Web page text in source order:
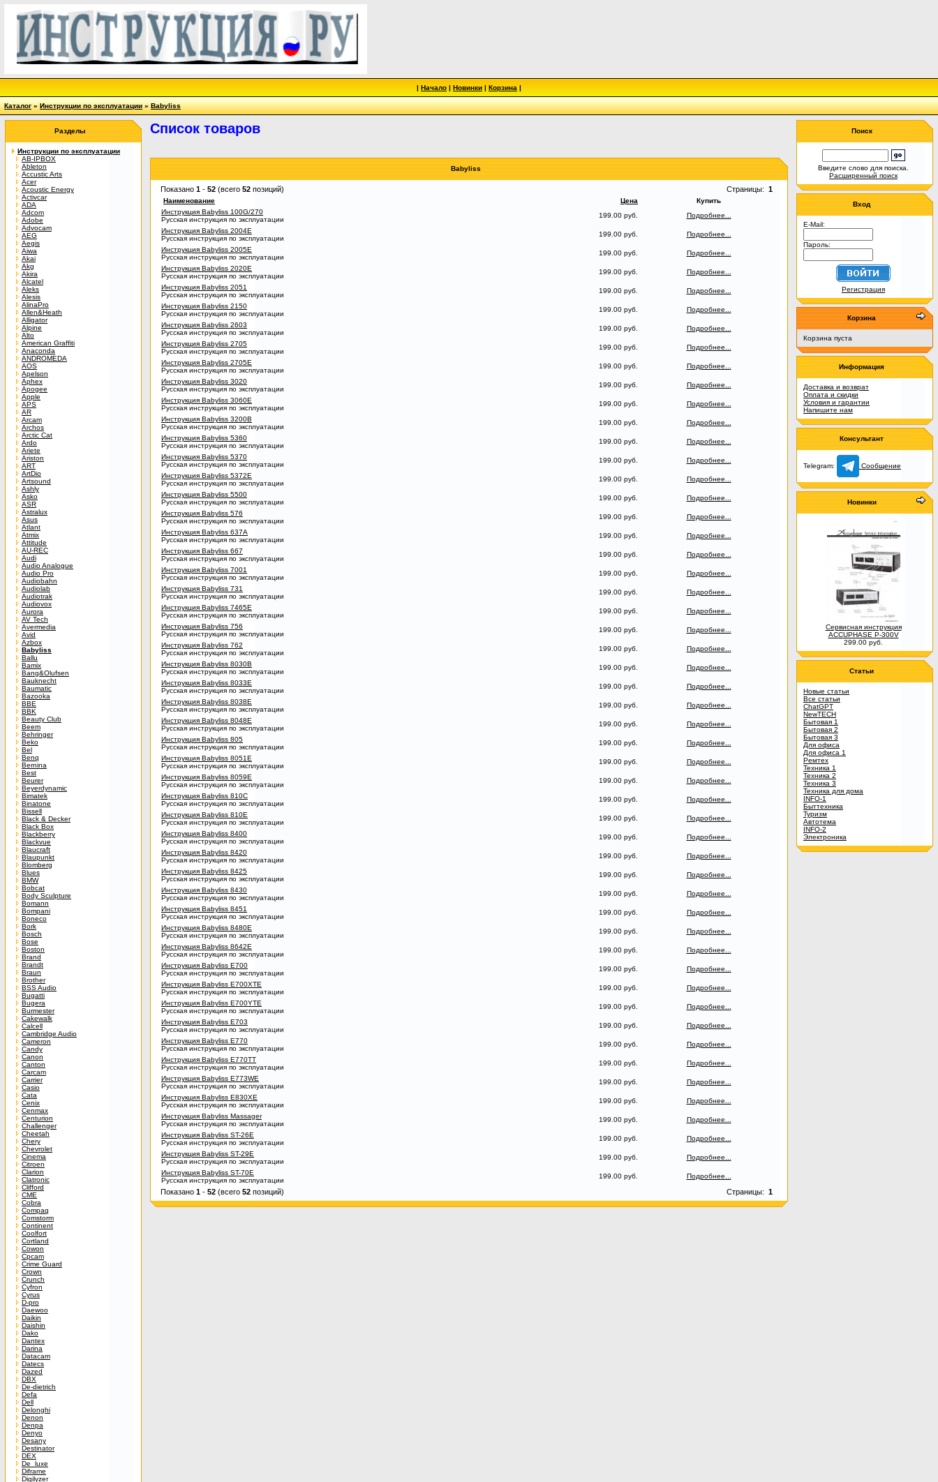
| Начало | Новинки | Корзина |
Каталог»Инструкции по эксплуатации»Babyliss
Разделы
Инструкции по эксплуатации
AB-IPBOX
Ableton
Accustic Arts
Acer
Acoustic Energy
Activcar
ADA
Adcom
Adobe
Advocam
AEG
Aegis
Aiwa
Akai
Akg
Akira
Alcatel
Aleks
Alesis
AlinaPro
Allen&Heath
Alligator
Alpine
Alto
American Graffiti
Anaconda
ANDROMEDA
AOS
Apelson
Aphex
Apogee
Apple
APS
AR
Arcam
Archos
Arctic Cat
Ardo
Ariete
Ariston
ART
ArtDio
Artsound
Ashly
Asko
ASR
Astralux
Asus
Atlant
Atmix
Attitude
AU-REC
Audi
Audio Analogue
Audio Pro
Audiobahn
Audiolab
Audiotrak
Audiovox
Aurora
AV Tech
Avermedia
Avid
Azbox
Babyliss
Ballu
Bamix
Bang&Olufsen
Bauknecht
Baumatic
Bazooka
BBE
BBK
Beauty Club
Beem
Behringer
Beko
Bel
Benq
Bernina
Best
Beurer
Beyerdynamic
Bimatek
Binatone
Bissell
Black & Decker
Black Box
Blackberry
Blackvue
Blaucraft
Blaupunkt
Blomberg
Blues
BMW
Bobcat
Body Sculpture
Bomann
Bompani
Boneco
Bork
Bosch
Bose
Boston
Brand
Brandt
Braun
Brother
BSS Audio
Bugatti
Bugera
Burmester
Cakewalk
Calcell
Cambridge Audio
Cameron
Candy
Canon
Canton
Carcam
Carrier
Casio
Cata
Cenix
Cenmax
Centurion
Challenger
Cheetah
Chery
Chevrolet
Cinema
Citroen
Clarion
Clatronic
Clifford
CME
Cobra
Compaq
Comstorm
Continent
Coolfort
Cortland
Cowon
Cpcam
Crime Guard
Crown
Crunch
Cyfron
Cyrus
D-pro
Daewoo
Daikin
Daishin
Dako
Dantex
Darina
Datacam
Datecs
Dazed
DBX
De-dietrich
Defa
Dell
Delonghi
Denon
Denpa
Denyo
Desany
Destinator
DEX
De_luxe
Diframe
Digilyzer
Список товаров
Babyliss
Показано 1 - 52 (всего 52 позиций) Страницы: 1
Наименование Цена
Купить
Инструкция Babyliss 100G/270
Русская инструкция по эксплуатации
199.00 руб.
Подробнее...
Инструкция Babyliss 2004E
Русская инструкция по эксплуатации
199.00 руб.
Подробнее...
Инструкция Babyliss 2005E
Русская инструкция по эксплуатации
199.00 руб.
Подробнее...
Инструкция Babyliss 2020E
Русская инструкция по эксплуатации
199.00 руб.
Подробнее...
Инструкция Babyliss 2051
Русская инструкция по эксплуатации
199.00 руб.
Подробнее...
Инструкция Babyliss 2150
Русская инструкция по эксплуатации
199.00 руб.
Подробнее...
Инструкция Babyliss 2603
Русская инструкция по эксплуатации
199.00 руб.
Подробнее...
Инструкция Babyliss 2705
Русская инструкция по эксплуатации
199.00 руб.
Подробнее...
Инструкция Babyliss 2705E
Русская инструкция по эксплуатации
199.00 руб.
Подробнее...
Инструкция Babyliss 3020
Русская инструкция по эксплуатации
199.00 руб.
Подробнее...
Инструкция Babyliss 3060E
Русская инструкция по эксплуатации
199.00 руб.
Подробнее...
Инструкция Babyliss 3200B
Русская инструкция по эксплуатации
199.00 руб.
Подробнее...
Инструкция Babyliss 5360
Русская инструкция по эксплуатации
199.00 руб.
Подробнее...
Инструкция Babyliss 5370
Русская инструкция по эксплуатации
199.00 руб.
Подробнее...
Инструкция Babyliss 5372E
Русская инструкция по эксплуатации
199.00 руб.
Подробнее...
Инструкция Babyliss 5500
Русская инструкция по эксплуатации
199.00 руб.
Подробнее...
Инструкция Babyliss 576
Русская инструкция по эксплуатации
199.00 руб.
Подробнее...
Инструкция Babyliss 637A
Русская инструкция по эксплуатации
199.00 руб.
Подробнее...
Инструкция Babyliss 667
Русская инструкция по эксплуатации
199.00 руб.
Подробнее...
Инструкция Babyliss 7001
Русская инструкция по эксплуатации
199.00 руб.
Подробнее...
Инструкция Babyliss 731
Русская инструкция по эксплуатации
199.00 руб.
Подробнее...
Инструкция Babyliss 7465E
Русская инструкция по эксплуатации
199.00 руб.
Подробнее...
Инструкция Babyliss 756
Русская инструкция по эксплуатации
199.00 руб.
Подробнее...
Инструкция Babyliss 762
Русская инструкция по эксплуатации
199.00 руб.
Подробнее...
Инструкция Babyliss 8030B
Русская инструкция по эксплуатации
199.00 руб.
Подробнее...
Инструкция Babyliss 8033E
Русская инструкция по эксплуатации
199.00 руб.
Подробнее...
Инструкция Babyliss 8038E
Русская инструкция по эксплуатации
199.00 руб.
Подробнее...
Инструкция Babyliss 8048E
Русская инструкция по эксплуатации
199.00 руб.
Подробнее...
Инструкция Babyliss 805
Русская инструкция по эксплуатации
199.00 руб.
Подробнее...
Инструкция Babyliss 8051E
Русская инструкция по эксплуатации
199.00 руб.
Подробнее...
Инструкция Babyliss 8059E
Русская инструкция по эксплуатации
199.00 руб.
Подробнее...
Инструкция Babyliss 810C
Русская инструкция по эксплуатации
199.00 руб.
Подробнее...
Инструкция Babyliss 810E
Русская инструкция по эксплуатации
199.00 руб.
Подробнее...
Инструкция Babyliss 8400
Русская инструкция по эксплуатации
199.00 руб.
Подробнее...
Инструкция Babyliss 8420
Русская инструкция по эксплуатации
199.00 руб.
Подробнее...
Инструкция Babyliss 8425
Русская инструкция по эксплуатации
199.00 руб.
Подробнее...
Инструкция Babyliss 8430
Русская инструкция по эксплуатации
199.00 руб.
Подробнее...
Инструкция Babyliss 8451
Русская инструкция по эксплуатации
199.00 руб.
Подробнее...
Инструкция Babyliss 8480E
Русская инструкция по эксплуатации
199.00 руб.
Подробнее...
Инструкция Babyliss 8642E
Русская инструкция по эксплуатации
199.00 руб.
Подробнее...
Инструкция Babyliss E700
Русская инструкция по эксплуатации
199.00 руб.
Подробнее...
Инструкция Babyliss E700XTE
Русская инструкция по эксплуатации
199.00 руб.
Подробнее...
Инструкция Babyliss E700YTE
Русская инструкция по эксплуатации
199.00 руб.
Подробнее...
Инструкция Babyliss E703
Русская инструкция по эксплуатации
199.00 руб.
Подробнее...
Инструкция Babyliss E770
Русская инструкция по эксплуатации
199.00 руб.
Подробнее...
Инструкция Babyliss E770TT
Русская инструкция по эксплуатации
199.00 руб.
Подробнее...
Инструкция Babyliss E773WE
Русская инструкция по эксплуатации
199.00 руб.
Подробнее...
Инструкция Babyliss E830XE
Русская инструкция по эксплуатации
199.00 руб.
Подробнее...
Инструкция Babyliss Massager
Русская инструкция по эксплуатации
199.00 руб.
Подробнее...
Инструкция Babyliss ST-26E
Русская инструкция по эксплуатации
199.00 руб.
Подробнее...
Инструкция Babyliss ST-29E
Русская инструкция по эксплуатации
199.00 руб.
Подробнее...
Инструкция Babyliss ST-70E
Русская инструкция по эксплуатации
199.00 руб. Подробнее...
Показано 1 - 52 (всего 52 позиций) Страницы: 1
Поиск
Введите слово для поиска.
Расширенный поиск
Вход
E-Mail:
Пароль:
Регистрация
Корзина
Корзина пуста
Информация
Доставка и возврат
Оплата и скидки
Условия и гарантии
Напишите нам
Консультант
Telegram: Сообщение
Новинки
Сервисная инструкция
ACCUPHASE P-300V
299.00 руб.
Статьи
Новые статьи
Все статьи
ChatGPT
NewTECH
Бытовая 1
Бытовая 2
Бытовая 3
Для офиса
Для офиса 1
Ремтех
Техника 1
Техника 2
Техника 3
Техника для дома
INFO-1
Быттехника
Туризм
Автотема
INFO-2
Электроника